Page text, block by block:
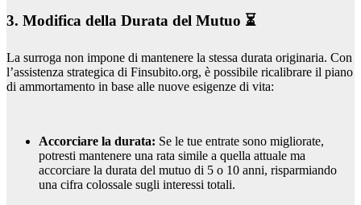
3. Modifica della Durata del Mutuo ⏳
La surroga non impone di mantenere la stessa durata originaria. Con
l’assistenza strategica di Finsubito.org, è possibile ricalibrare il piano
di ammortamento in base alle nuove esigenze di vita:
Accorciare la durata: Se le tue entrate sono migliorate,
potresti mantenere una rata simile a quella attuale ma
accorciare la durata del mutuo di 5 o 10 anni, risparmiando
una cifra colossale sugli interessi totali.